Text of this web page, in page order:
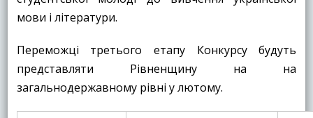
мови і літератури.
Переможці третього етапу Конкурсу будуть
представляти Рівненщину на на
загальнодержавному рівні у лютому.